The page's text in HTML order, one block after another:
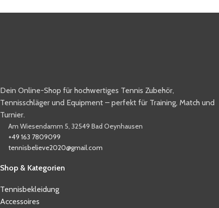
Dein Online-Shop für hochwertiges Tennis Zubehör,
Tennisschläger und Equipment – perfekt für Training, Match und
Turnier.
Am Wiesendamm 5, 32549 Bad Oeynhausen
+49 163 7809099
tennisbelieve2020@gmail.com
Shop & Kategorien
Tennisbekleidung
Accessoires